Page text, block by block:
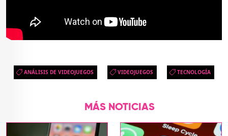
ANÁLISIS DE VIDEOJUEGOS VIDEOJUEGOS TECNOLOGÍA
MÁS NOTICIAS